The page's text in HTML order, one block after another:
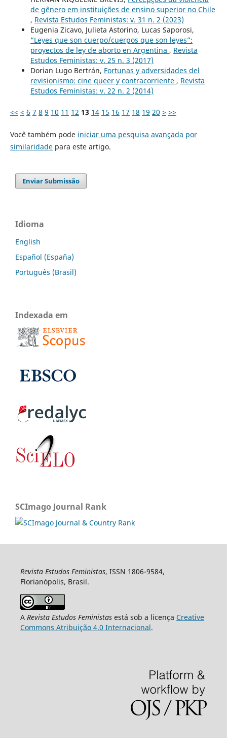
de gênero em instituições de ensino superior no Chile
, Revista Estudos Feministas: v. 31 n. 2 (2023)
Eugenia Zicavo, Julieta Astorino, Lucas Saporosi,
“Leyes que son cuerpo/cuerpos que son leyes”:
proyectos de ley de aborto en Argentina , Revista
Estudos Feministas: v. 25 n. 3 (2017)
Dorian Lugo Bertrán, Fortunas y adversidades del
revisionismo: cine queer y contracorriente , Revista
Estudos Feministas: v. 22 n. 2 (2014)
<< < 6 7 8 9 10 11 12 13 14 15 16 17 18 19 20 > >>
Você também pode iniciar uma pesquisa avançada por
similaridadepara este artigo.
Enviar Submissão
Idioma
English
Español (España)
Português (Brasil)
Indexada em
SCImago Journal Rank
Revista Estudos Feministas, ISSN 1806-9584,
Florianópolis, Brasil.
A Revista Estudos Feministasestá sob a licença Creative
Commons Atribuição 4.0 Internacional.